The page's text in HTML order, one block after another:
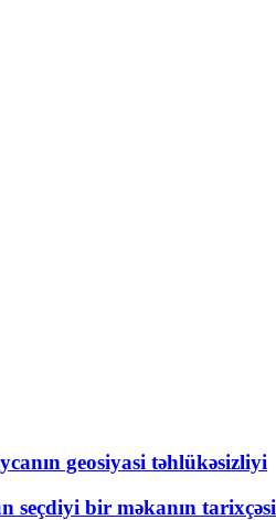
geosiyasi təhlükəsizliyi
seçdiyi bir məkanın tarixçəsi